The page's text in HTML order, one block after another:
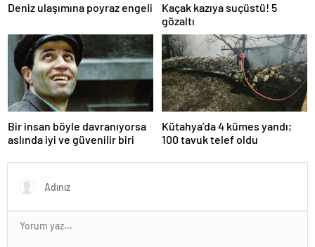
Deniz ulaşımına poyraz engeli
Kaçak kazıya suçüstü! 5
gözaltı
Bir insan böyle davranıyorsa
aslında iyi ve güvenilir biri
Kütahya’da 4 kümes yandı;
100 tavuk telef oldu